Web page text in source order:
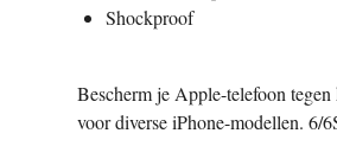
Shockproof
Bescherm je Apple-telefoon tegen
voor diverse iPhone-modellen. 6/